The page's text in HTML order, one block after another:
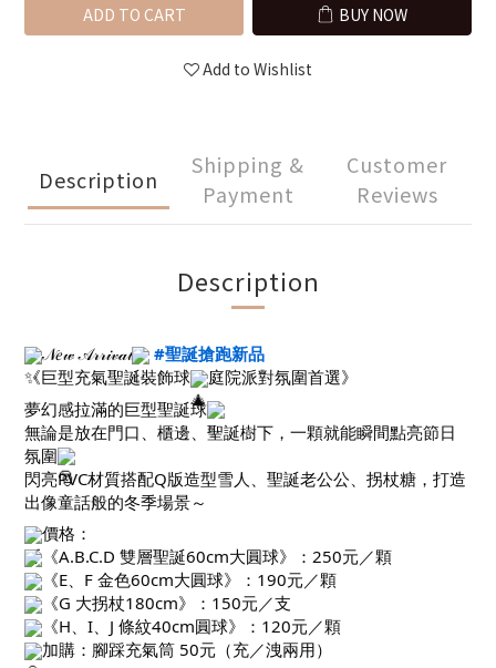
ADD TO CART BUY NOW
Add to Wishlist
Description
Shipping &
Payment
Customer
Reviews
Description
𝒩𝑒𝓌 𝒜𝓇𝓇𝒾𝓋𝒶𝓁
#聖誕搶跑新品
《巨型充氣聖誕裝飾球
庭院派對氛圍首選》
夢幻感拉滿的巨型聖誕球
無論是放在門口、櫃邊、聖誕樹下，一顆就能瞬間點亮節日
氛圍
閃亮PVC材質搭配Q版造型雪人、聖誕老公公、拐杖糖，打造
出像童話般的冬季場景～
價格：
《A.B.C.D 雙層聖誕60cm大圓球》：250元／顆
《E、F 金色60cm大圓球》：190元／顆
《G 大拐杖180cm》：150元／支
《H、I、J 條紋40cm圓球》：120元／顆
加購：腳踩充氣筒 50元（充／洩兩用）